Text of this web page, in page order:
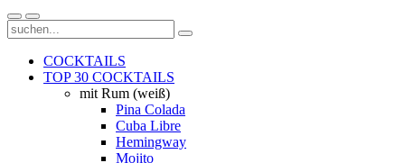
COCKTAILS
TOP 30 COCKTAILS
mit Rum (weiß)
Pina Colada
Cuba Libre
Hemingway
Mojito